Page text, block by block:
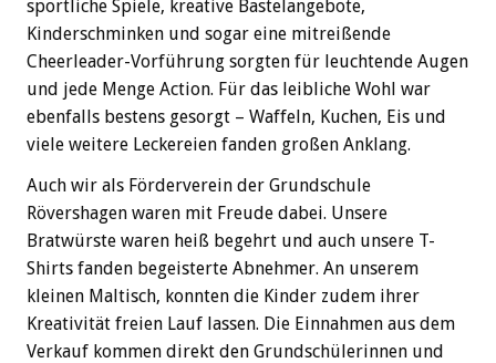
sportliche Spiele, kreative Bastelangebote,
Kinderschminken und sogar eine mitreißende
Cheerleader-Vorführung sorgten für leuchtende Augen
und jede Menge Action. Für das leibliche Wohl war
ebenfalls bestens gesorgt – Waffeln, Kuchen, Eis und
viele weitere Leckereien fanden großen Anklang.
Auch wir als Förderverein der Grundschule
Rövershagen waren mit Freude dabei. Unsere
Bratwürste waren heiß begehrt und auch unsere T-
Shirts fanden begeisterte Abnehmer. An unserem
kleinen Maltisch, konnten die Kinder zudem ihrer
Kreativität freien Lauf lassen. Die Einnahmen aus dem
Verkauf kommen direkt den Grundschülerinnen und